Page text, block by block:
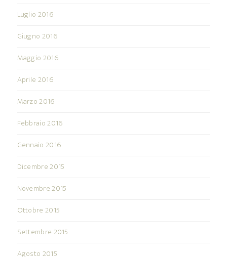
Luglio 2016
Giugno 2016
Maggio 2016
Aprile 2016
Marzo 2016
Febbraio 2016
Gennaio 2016
Dicembre 2015
Novembre 2015
Ottobre 2015
Settembre 2015
Agosto 2015